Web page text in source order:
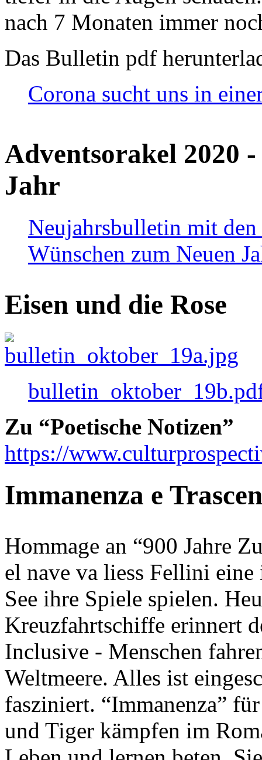
nach 7 Monaten immer
Das Bulletin pdf
Corona sucht uns in
Adventsorakel 2020
Jahr
Neujahrsbulletin mit den
Wünschen zum Neuen
Eisen und die Rose
Zu “Poetische Notizen”
https://
Immanenza e
Hommage an “900 Jahre
el nave va liess Fellini
See ihre Spiele spielen.
Kreuzfahrtschiffe erinnert
Inclusive - Menschen
Weltmeere. Alles ist
fasziniert. “Immanenza”
und Tiger kämpfen im